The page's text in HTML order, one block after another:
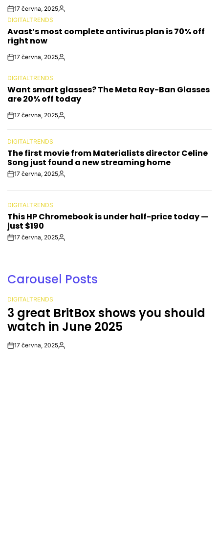
Post
Date
17 června, 2025By:
POSTED
IN
DIGITALTRENDS
Avast’s most complete antivirus plan is 70% off
right now
Post17 června, 2025By:
POSTED
IN
DIGITALTRENDS
Want smart glasses? The Meta Ray-Ban Glasses
are 20% off today
Post17 června, 2025By:
POSTED
IN
DIGITALTRENDS
The first movie from Materialists director Celine
Song just found a new streaming home
Post17 června, 2025By:
POSTED
IN
DIGITALTRENDS
This HP Chromebook is under half-price today —
just $190
Post17 června, 2025By:
Carousel Posts
POSTED
IN
DIGITALTRENDS
Amazon’s Kuiper satellite launch
called off 30 minutes before liftoff
Post17 června, 2025By: